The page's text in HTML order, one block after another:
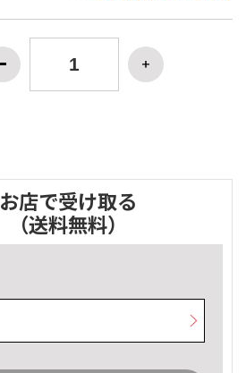
お店で受け取る
（送料無料）